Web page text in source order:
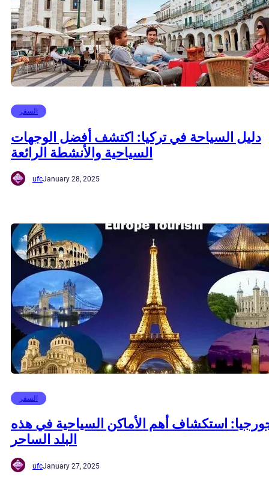
السفر
دليل السياحة في تركيا: اكتشف أفضل الوجهات
السياحية والأنشطة الرائعة
ufcJanuary 28, 2025
السفر
استكشاف أهم الأماكن السياحية في هذه
البلد الساحر
ufcJanuary 27, 2025